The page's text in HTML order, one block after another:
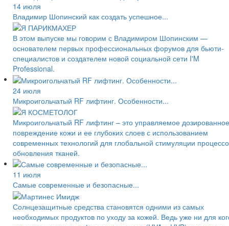
14 июля
Владимир Шопинский как создать успешное...
В этом выпуске мы говорим с Владимиром Шопинским —
основателем первых профессиональных форумов для бьюти-
специалистов и создателем новой социальной сети I'M
Professional.
24 июля
Микроигольчатый RF лифтинг. Особенности...
Микроигольчатый RF лифтинг – это управляемое дозированное
повреждение кожи и ее глубоких слоев с использованием
современных технологий для глобальной стимуляции
обновления тканей.
11 июля
Самые современные и безопасные...
Солнцезащитные средства становятся одними из самых
необходимых продуктов по уходу за кожей. Ведь уже ни для